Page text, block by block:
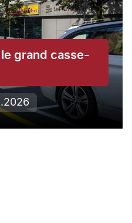
grand casse-